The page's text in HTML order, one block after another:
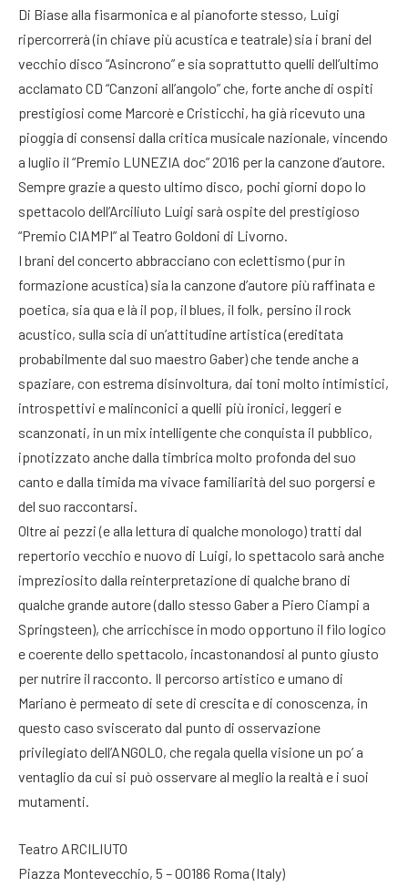
Di Biase alla fisarmonica e al pianoforte stesso, Luigi
ripercorrerà (in chiave più acustica e teatrale) sia i brani del
vecchio disco “Asincrono” e sia soprattutto quelli dell’ultimo
acclamato CD “Canzoni all’angolo” che, forte anche di ospiti
prestigiosi come Marcorè e Cristicchi, ha già ricevuto una
pioggia di consensi dalla critica musicale nazionale, vincendo
a luglio il “Premio LUNEZIA doc” 2016 per la canzone d’autore.
Sempre grazie a questo ultimo disco, pochi giorni dopo lo
spettacolo dell’Arciliuto Luigi sarà ospite del prestigioso
“Premio CIAMPI” al Teatro Goldoni di Livorno.
I brani del concerto abbracciano con eclettismo (pur in
formazione acustica) sia la canzone d’autore più raffinata e
poetica, sia qua e là il pop, il blues, il folk, persino il rock
acustico, sulla scia di un’attitudine artistica (ereditata
probabilmente dal suo maestro Gaber) che tende anche a
spaziare, con estrema disinvoltura, dai toni molto intimistici,
introspettivi e malinconici a quelli più ironici, leggeri e
scanzonati, in un mix intelligente che conquista il pubblico,
ipnotizzato anche dalla timbrica molto profonda del suo
canto e dalla timida ma vivace familiarità del suo porgersi e
del suo raccontarsi.
Oltre ai pezzi (e alla lettura di qualche monologo) tratti dal
repertorio vecchio e nuovo di Luigi, lo spettacolo sarà anche
impreziosito dalla reinterpretazione di qualche brano di
qualche grande autore (dallo stesso Gaber a Piero Ciampi a
Springsteen), che arricchisce in modo opportuno il filo logico
e coerente dello spettacolo, incastonandosi al punto giusto
per nutrire il racconto. Il percorso artistico e umano di
Mariano è permeato di sete di crescita e di conoscenza, in
questo caso sviscerato dal punto di osservazione
privilegiato dell’ANGOLO, che regala quella visione un po’ a
ventaglio da cui si può osservare al meglio la realtà e i suoi
mutamenti.
Teatro ARCILIUTO
Piazza Montevecchio, 5 – 00186 Roma (Italy)